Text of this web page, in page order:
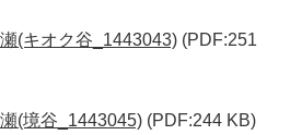
(キオク谷_1443043) (PDF:251
(境谷_1443045) (PDF:244 KB)